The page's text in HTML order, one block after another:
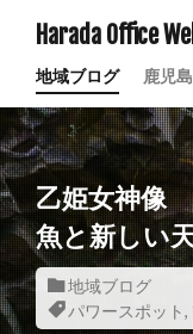
Harada Office
地域ブログ 鹿児
乙姫女神像
魚と新しい
地域ブログ
パワースポット,